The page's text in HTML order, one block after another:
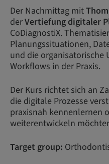
Der Nachmittag mit
derVertiefung digitaler
CoDiagnostiX.
Planungssituationen,
und die organisatorische
Workflows in der Praxis.
Der Kurs richtet sich an
die digitale Prozesse
praxisnah kennenlernen
weiterentwickeln
Target group: